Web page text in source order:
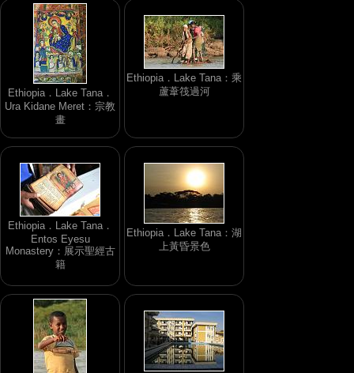
Ethiopia．Lake Tana．
Ura Kidane Meret：宗教
畫
Ethiopia．Lake Tana：乘
蘆葦筏過河
Ethiopia．Lake Tana．
Entos Eyesu
Monastery：展示聖經古
籍
Ethiopia．Lake Tana：湖
上黃昏景色